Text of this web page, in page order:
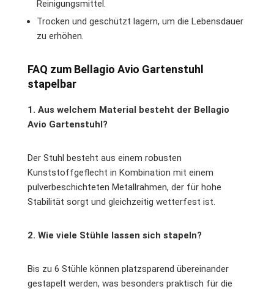
Reinigungsmittel.
Trocken und geschützt lagern, um die Lebensdauer
zu erhöhen.
FAQ zum Bellagio Avio Gartenstuhl
stapelbar
1. Aus welchem Material besteht der Bellagio
Avio Gartenstuhl?
Der Stuhl besteht aus einem robusten
Kunststoffgeflecht in Kombination mit einem
pulverbeschichteten Metallrahmen, der für hohe
Stabilität sorgt und gleichzeitig wetterfest ist.
2. Wie viele Stühle lassen sich stapeln?
Bis zu 6 Stühle können platzsparend übereinander
gestapelt werden, was besonders praktisch für die